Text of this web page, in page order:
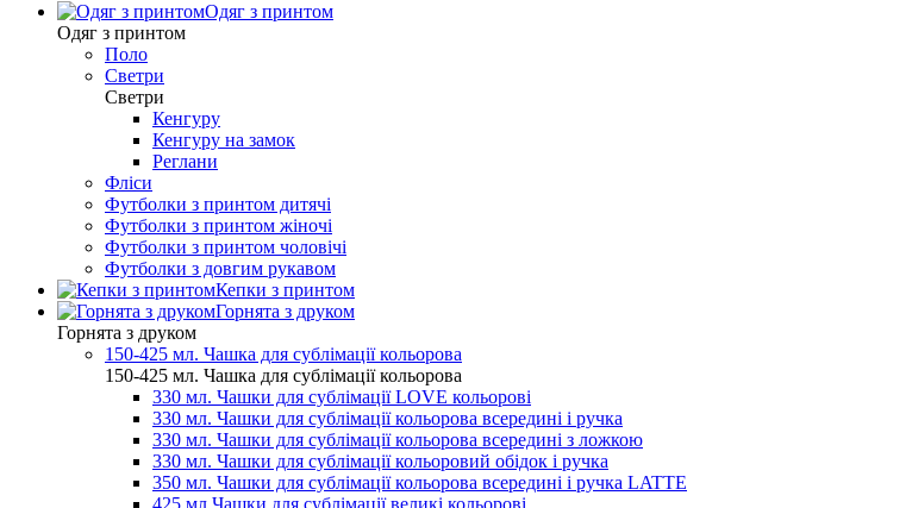
Одяг з принтом
Одяг з принтом
Поло
Светри
Светри
Кенгуру
Кенгуру на замок
Реглани
Фліси
Футболки з принтом дитячі
Футболки з принтом жіночі
Футболки з принтом чоловічі
Футболки з довгим рукавом
Кепки з принтом
Горнята з друком
Горнята з друком
150-425 мл. Чашка для сублімації кольорова
150-425 мл. Чашка для сублімації кольорова
330 мл. Чашки для сублімації LOVE кольорові
330 мл. Чашки для сублімації кольорова всередині і ручка
330 мл. Чашки для сублімації кольорова всередині з ложкою
330 мл. Чашки для сублімації кольоровий обідок і ручка
350 мл. Чашки для сублімації кольорова всередині і ручка LATTE
425 мл Чашки для сублімації великі кольорові